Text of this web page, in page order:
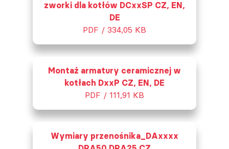
zworki dla kotłów DCxxSP CZ, EN,
DE
PDF / 334,05 KB
Montaż armatury ceramicznej w
kotłach DxxP CZ, EN, DE
PDF / 111,91 KB
Wymiary przenośnika_DAxxxx